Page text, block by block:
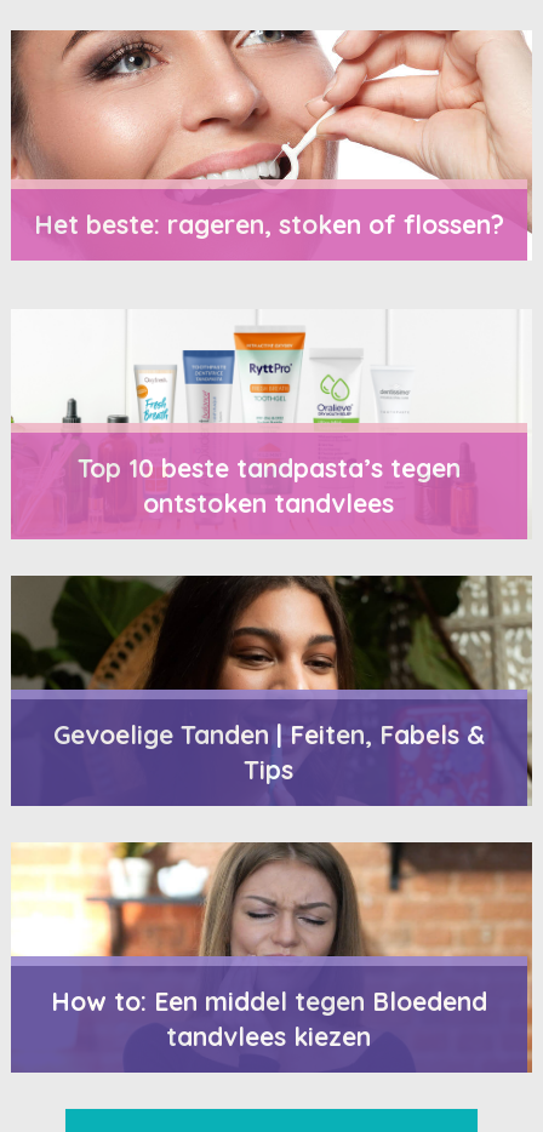
Het beste: rageren, stoken of flossen?
Top 10 beste tandpasta’s tegen
ontstoken tandvlees
Gevoelige Tanden | Feiten, Fabels &
Tips
How to: Een middel tegen Bloedend
tandvlees kiezen